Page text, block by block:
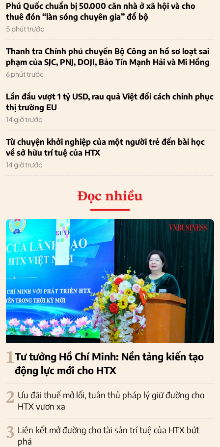
Phú Quốc chuẩn bị 50.000 căn nhà ở xã hội và cho
thuê đón “làn sóng chuyên gia” đổ bộ
5 phút trước
Thanh tra Chính phủ chuyển Bộ Công an hồ sơ loạt sai
phạm của SJC, PNJ, DOJI, Bảo Tín Mạnh Hải và Mi Hồng
6 phút trước
Lần đầu vượt 1 tỷ USD, rau quả Việt đổi cách chinh phục
thị trường EU
14 giờ trước
Từ chuyện khởi nghiệp của một người trẻ đến bài học
về sở hữu trí tuệ của HTX
14 giờ trước
Đọc nhiều
1Tư tưởng Hồ Chí Minh: Nền tảng kiến tạo
động lực mới cho HTX
2 Ưu đãi thuế mở lối, tuân thủ pháp lý giữ đường cho
HTX vươn xa
3 Liên kết mở đường cho tài sản trí tuệ của HTX bứt
phá